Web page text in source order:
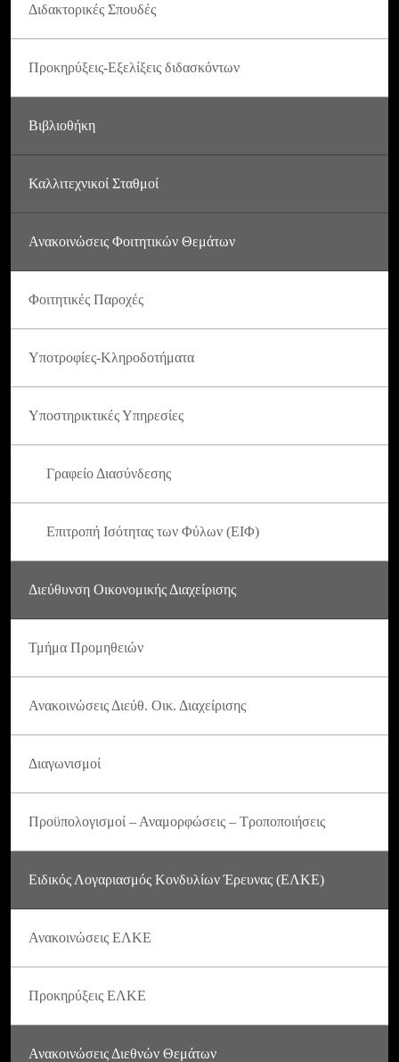
Διδακτορικές Σπουδές
Προκηρύξεις-Εξελίξεις διδασκόντων
Βιβλιοθήκη
Καλλιτεχνικοί Σταθμοί
Ανακοινώσεις Φοιτητικών Θεμάτων
Φοιτητικές Παροχές
Υποτροφίες-Κληροδοτήματα
Υποστηρικτικές Υπηρεσίες
Γραφείο Διασύνδεσης
Επιτροπή Ισότητας των Φύλων (ΕΙΦ)
Διεύθυνση Οικονομικής Διαχείρισης
Τμήμα Προμηθειών
Ανακοινώσεις Διεύθ. Οικ. Διαχείρισης
Διαγωνισμοί
Προϋπολογισμοί – Αναμορφώσεις – Τροποποιήσεις
Ειδικός Λογαριασμός Κονδυλίων Έρευνας (ΕΛΚΕ)
Ανακοινώσεις ΕΛΚΕ
Προκηρύξεις ΕΛΚΕ
Ανακοινώσεις Διεθνών Θεμάτων